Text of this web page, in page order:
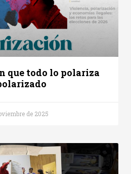
que todo lo polariza
de 2025